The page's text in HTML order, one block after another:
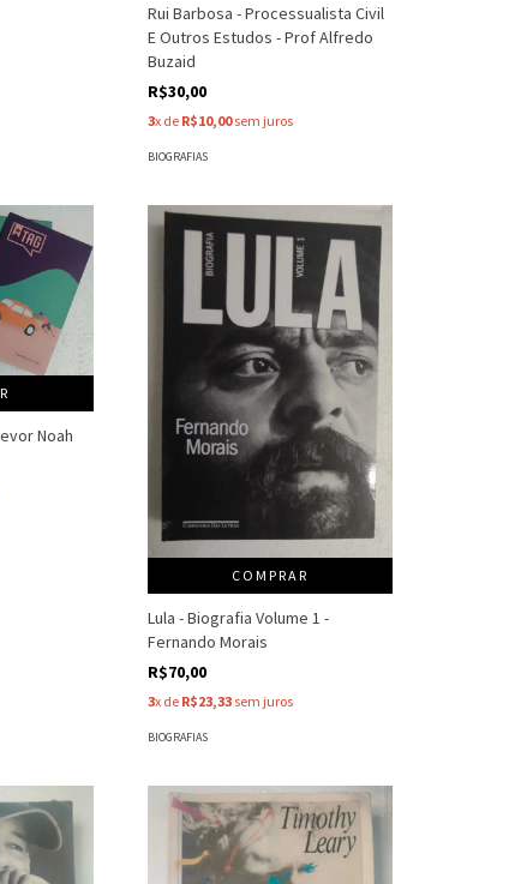
Rui Barbosa - Processualista Civil
E Outros Estudos - Prof Alfredo
Buzaid
R$30,00
3x de R$10,00sem juros
BIOGRAFIAS
Noah
COMPRAR
Lula - Biografia Volume 1 -
Fernando Morais
R$70,00
3x de R$23,33 sem juros
BIOGRAFIAS